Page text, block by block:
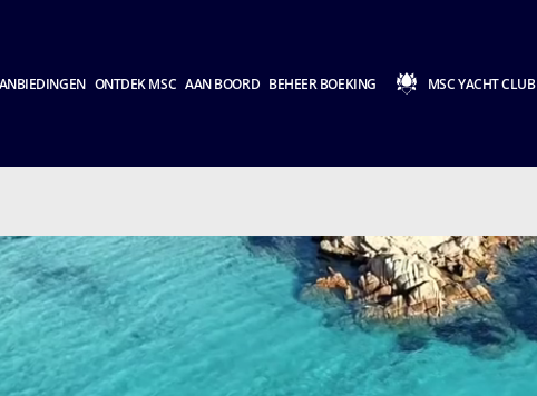
ONTDEK MSC AAN BOORD BEHEER BOEKING MSC YACHT CLUB